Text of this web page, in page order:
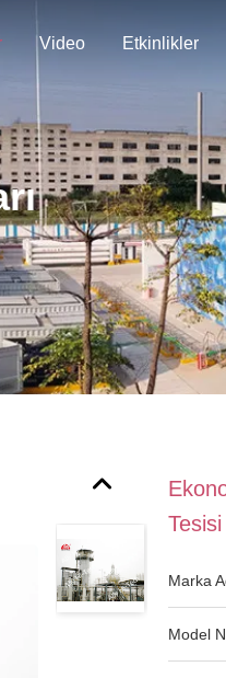
Video Etkinlikler
Marka
Model